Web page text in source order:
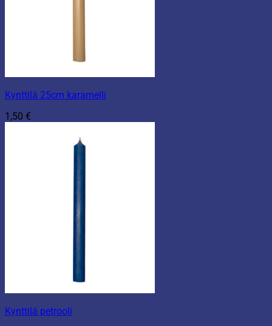
Kynttilä 25cm karamelli
1,50 €
Kynttilä petrooli